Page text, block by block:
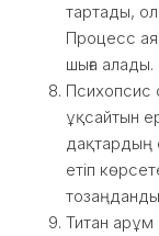
тартады,
Процесс
шыға алады.
Психопсис
ұқсайтын
дақтардың
етіп
Титан арұм